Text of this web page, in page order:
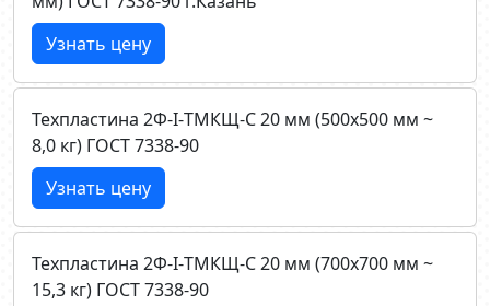
Узнать цену
Техпластина 2Ф-I-ТМКЩ-C 20 мм (500х500 мм ~
8,0 кг) ГОСТ 7338-90
Узнать цену
Техпластина 2Ф-I-ТМКЩ-C 20 мм (700х700 мм ~
15,3 кг) ГОСТ 7338-90